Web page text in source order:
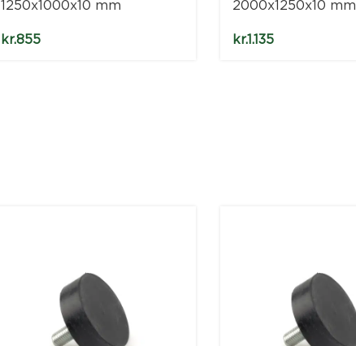
1250x1000x10 mm
kr.855
2000x1250x10 mm
kr.1.135